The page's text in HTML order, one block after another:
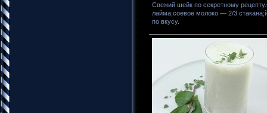
Свежий шейк по секретному
лайма;соевое молоко — 2/3
по вкусу.